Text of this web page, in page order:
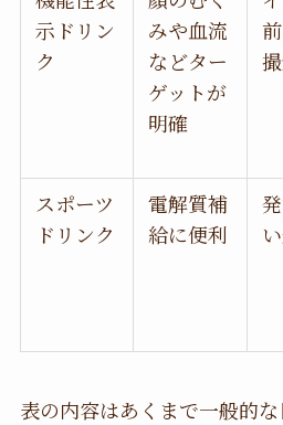
示ドリン
ク
みや血流
などター
ゲットが
明確
スポーツ
ドリンク
電解質補
給に便利
表の内容はあくまで一般的